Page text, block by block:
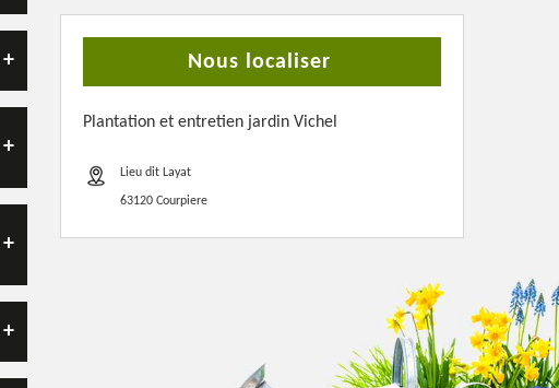
Nous localiser
Plantation et entretien jardin Vichel
Lieu dit Layat
63120 Courpiere